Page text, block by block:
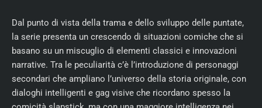
Dal punto di vista della trama e dello sviluppo delle puntate,
la serie presenta un crescendo di situazioni comiche che si
basano su un miscuglio di elementi classici e innovazioni
narrative. Tra le peculiarità c’è l’introduzione di personaggi
secondari che ampliano l’universo della storia originale, con
dialoghi intelligenti e gag visive che ricordano spesso la